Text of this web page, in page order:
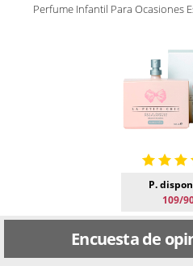
Perfume Infantil Para Ocasiones
P.
109/
Encuesta de